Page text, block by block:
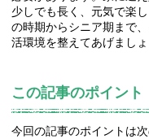
少しでも長く、元気で楽
の時期からシニア期まで
活環境を整えてあげましょ
この記事のポイント
今回の記事のポイントは次